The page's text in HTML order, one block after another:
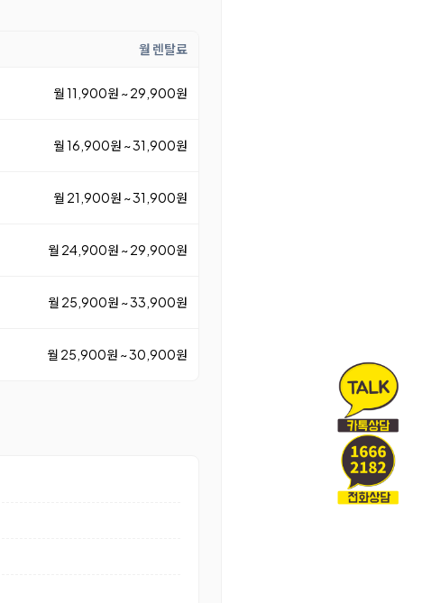
월 렌탈료
월 11,900원 ~ 29,900원
월 16,900원 ~ 31,900원
월 21,900원 ~ 31,900원
월 24,900원 ~ 29,900원
월 25,900원 ~ 33,900원
월 25,900원 ~ 30,900원